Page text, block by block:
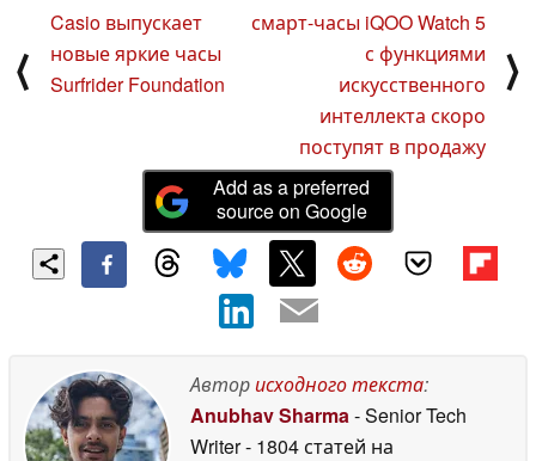
⟨
Casio выпускает
новые яркие часы
Surfrider Foundation
смарт-часы iQOO Watch 5
с функциями
искусственного
интеллекта скоро
поступят в продажу
⟩
Add as a preferred
source on Google
Авторисходного текста:
Anubhav Sharma - Senior Tech
Writer- 1804 статей на